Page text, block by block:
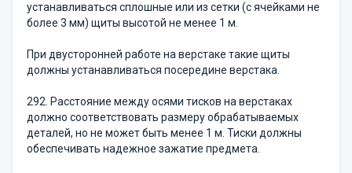
устанавливаться сплошные или из сетки (с ячейками не
более 3 мм) щиты высотой не менее 1 м.
При двусторонней работе на верстаке такие щиты
должны устанавливаться посередине верстака.
292. Расстояние между осями тисков на верстаках
должно соответствовать размеру обрабатываемых
деталей, но не может быть менее 1 м. Тиски должны
обеспечивать надежное зажатие предмета.